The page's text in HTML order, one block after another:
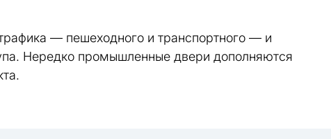
— пешеходного и транспортного — и
Нередко промышленные двери дополняются